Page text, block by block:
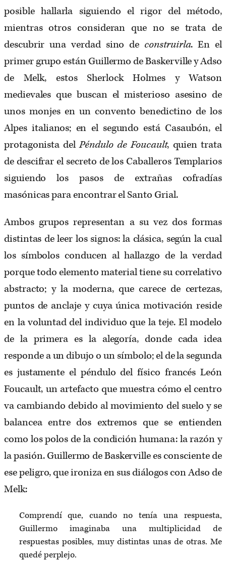
posible hallarla siguiendo el rigor del método,
mientras otros consideran que no se trata de
descubrir una verdad sino de construirla. En el
primer grupo están Guillermo de Baskerville y Adso
de Melk, estos Sherlock Holmes y Watson
medievales que buscan el misterioso asesino de
unos monjes en un convento benedictino de los
Alpes italianos; en el segundo está Casaubón, el
protagonista delPéndulo de Foucault, quien trata
de descifrar el secreto de los Caballeros Templarios
siguiendo los pasos de extrañas cofradías
masónicas para encontrar el Santo Grial.
Ambos grupos representan a su vez dos formas
distintas de leer los signos: la clásica, según la cual
los símbolos conducen al hallazgo de la verdad
porque todo elemento material tiene su correlativo
abstracto; y la moderna, que carece de certezas,
puntos de anclaje y cuya única motivación reside
en la voluntad del individuo que la teje. El modelo
de la primera es la alegoría, donde cada idea
responde a un dibujo o un símbolo; el de la segunda
es justamente el péndulo del físico francés León
Foucault, un artefacto que muestra cómo el centro
va cambiando debido al movimiento del suelo y se
balancea entre dos extremos que se entienden
como los polos de la condición humana: la razón y
la pasión. Guillermo de Baskerville es consciente de
ese peligro, que ironiza en sus diálogos con Adso de
Melk:
Comprendí que, cuando no tenía una respuesta,
Guillermo imaginaba una multiplicidad de
respuestas posibles, muy distintas unas de otras. Me
quedé perplejo.